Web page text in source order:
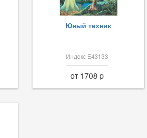
Юный техник
Индекс Е43133
от 1708 p